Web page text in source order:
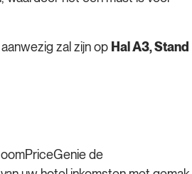
zal zijn op Hal A3, Stand
de